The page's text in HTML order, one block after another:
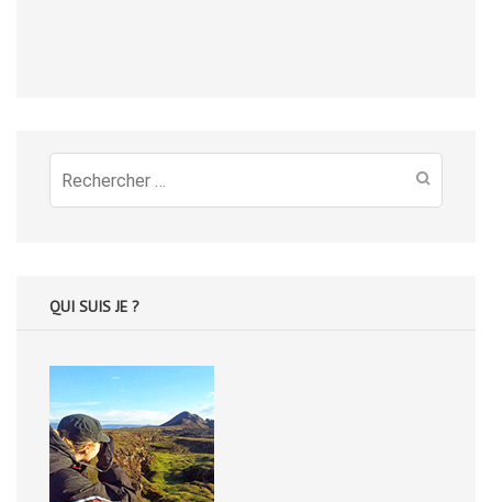
Recherche
pour
QUI SUIS JE ?